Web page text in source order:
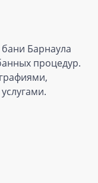
Барнаула
процедур.